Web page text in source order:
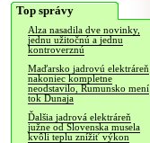
Top správy
Alza nasadila dve novinky,
jednu užitočnú a jednu
kontroverznú
Maďarsko jadrovú elektráreň
nakoniec kompletne
neodstavilo, Rumunsko mení
tok Dunaja
Ďalšia jadrová elektráreň
južne od Slovenska musela
kvôli teplu znížiť výkon